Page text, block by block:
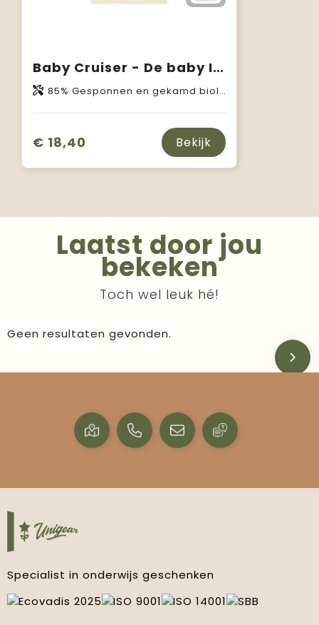
Baby Cruiser - De baby Iconic hoodie
85% Gesponnen en gekamd biologisch katoen, 15% Gerecycled polyester
€ 18,40 Bekijk
Laatst door jou
bekeken
Toch wel leuk hé!
Geen resultaten gevonden.
Specialist in onderwijs geschenken